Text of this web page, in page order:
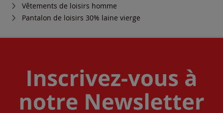
Vêtements de loisirs homme
Pantalon de loisirs 30% laine vierge